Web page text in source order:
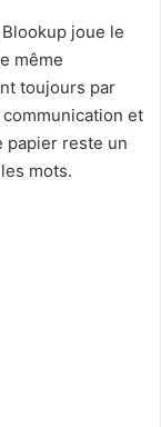
joue le
même
toujours par
et
papier reste un
mots.